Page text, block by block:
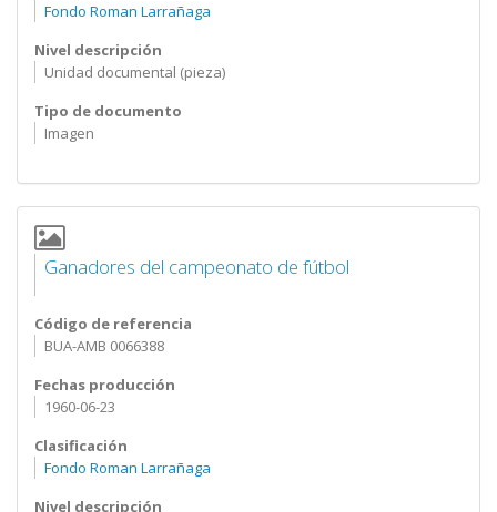
Fondo Roman Larrañaga
Nivel descripción
Unidad documental (pieza)
Tipo de documento
Imagen
Ganadores del campeonato de fútbol
Código de referencia
BUA-AMB 0066388
Fechas producción
1960-06-23
Clasificación
Fondo Roman Larrañaga
Nivel descripción